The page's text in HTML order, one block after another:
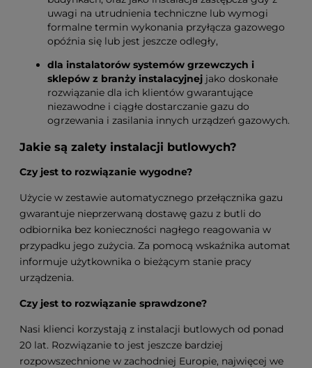
uwagi na utrudnienia techniczne lub wymogi
formalne termin wykonania przyłącza gazowego
opóźnia się lub jest jeszcze odległy,
dla instalatorów systemów grzewczych i
sklepów z branży instalacyjnej jako doskonałe
rozwiązanie dla ich klientów gwarantujące
niezawodne i ciągłe dostarczanie gazu do
ogrzewania i zasilania innych urządzeń gazowych.
Jakie są zalety instalacji butlowych?
Czy jest to rozwiązanie wygodne?
Użycie w zestawie automatycznego przełącznika gazu
gwarantuje nieprzerwaną dostawę gazu z butli do
odbiornika bez konieczności nagłego reagowania w
przypadku jego zużycia. Za pomocą wskaźnika automat
informuje użytkownika o bieżącym stanie pracy
urządzenia.
Czy jest to rozwiązanie sprawdzone?
Nasi klienci korzystają z instalacji butlowych od ponad
20 lat. Rozwiązanie to jest jeszcze bardziej
rozpowszechnione w zachodniej Europie, najwięcej we